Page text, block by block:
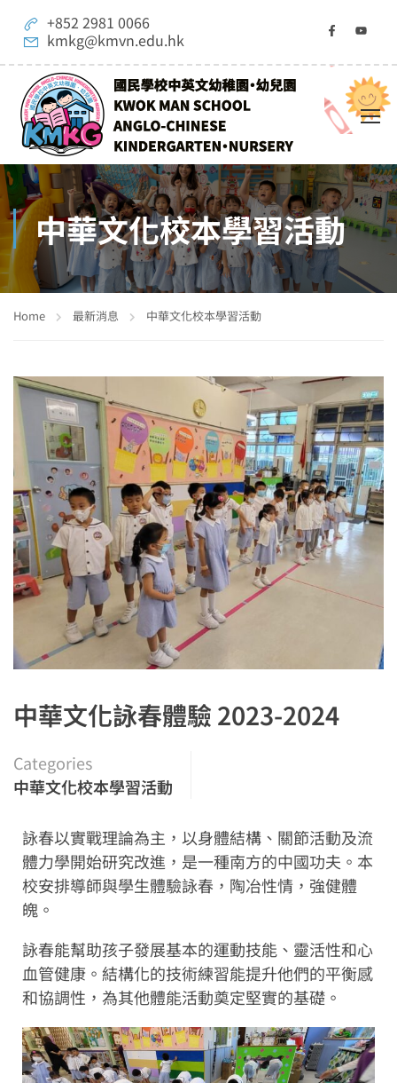
+852 2981 0066
kmkg@kmvn.edu.hk
中華文化校本學習活動
Home 最新消息 中華文化校本學習活動
中華文化詠春體驗 2023-2024
Categories
中華文化校本學習活動
詠春以實戰理論為主，以身體結構、關節活動及流
體力學開始研究改進，是一種南方的中國功夫。本
校安排導師與學生體驗詠春，陶冶性情，強健體
魄。
詠春能幫助孩子發展基本的運動技能、靈活性和心
血管健康。結構化的技術練習能提升他們的平衡感
和協調性，為其他體能活動奠定堅實的基礎。